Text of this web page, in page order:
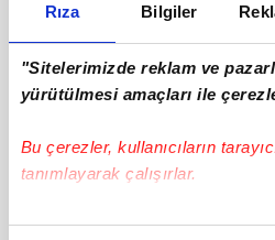
Rıza Bilgiler
"Sitelerimizde reklam ve
yürütülmesi amaçları ile
Bu çerezler, kullanıcıların
tanımlayarak çalışırlar.
Bu çerezlere izin vermeniz